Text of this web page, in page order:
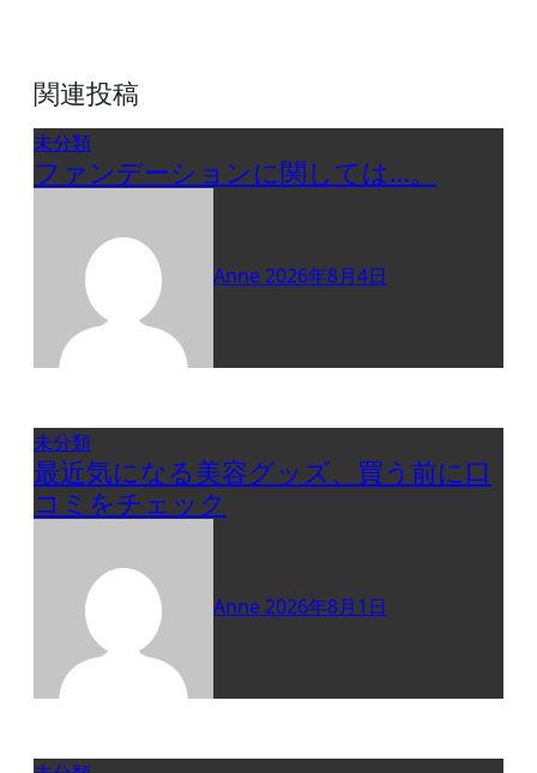
関連投稿
未分類
ファンデーションに関しては…。
Anne2026年8月4日
未分類
最近気になる美容グッズ、買う前に口
コミをチェック
Anne2026年8月1日